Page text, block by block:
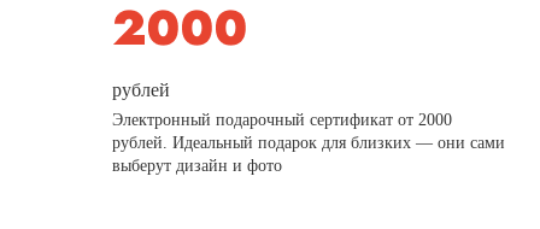
рублей
Электронный подарочный сертификат от 2000
рублей. Идеальный подарок для близких — они сами
выберут дизайн и фото